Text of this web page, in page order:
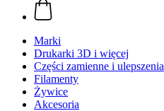
Marki
Drukarki 3D i więcej
Części zamienne i ulepszenia
Filamenty
Żywice
Akcesoria